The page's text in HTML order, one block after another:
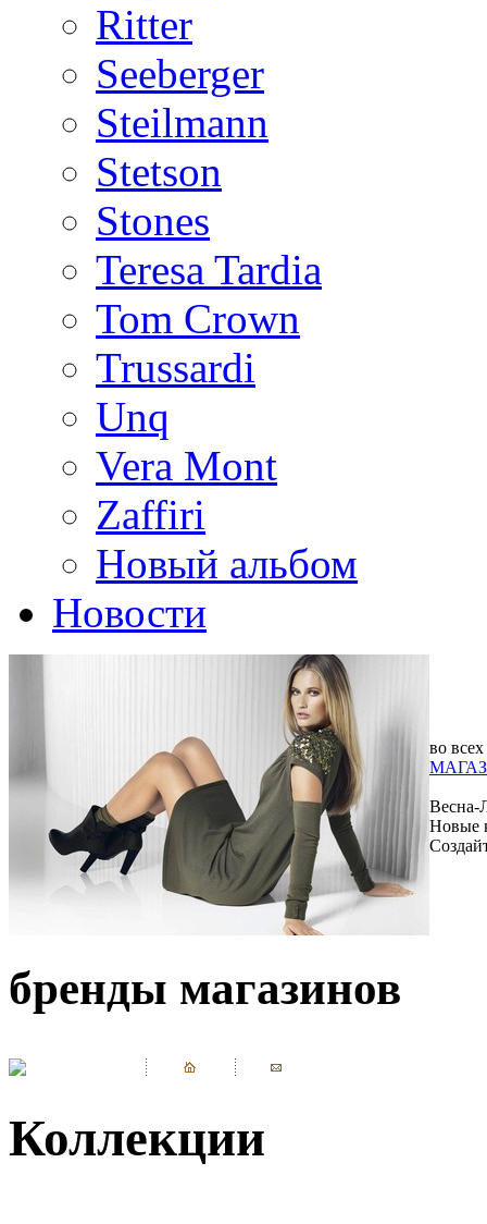
Ritter
Seeberger
Steilmann
Stetson
Stones
Teresa Tardia
Tom Crown
Trussardi
Unq
Vera Mont
Zaffiri
Новый альбом
Новости
во всех
Весна-
Новые
бренды магазинов
Коллекции